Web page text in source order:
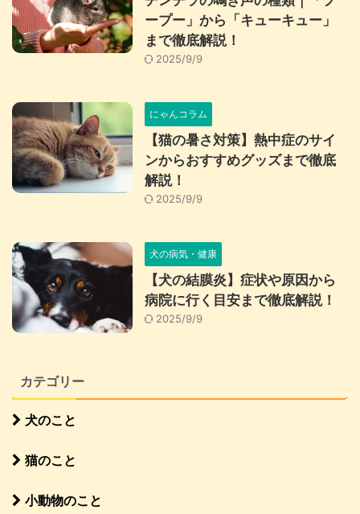
ープー」から「キューキュー」
まで徹底解説！
2025/9/9
にゃんコラム
【猫の暑さ対策】熱中症のサイ
ンからおすすめグッズまで徹底
解説！
2025/9/9
犬の病気・健康
【犬の結膜炎】症状や原因から
病院に行く目安まで徹底解説！
2025/9/9
カテゴリー
犬のこと
猫のこと
小動物のこと